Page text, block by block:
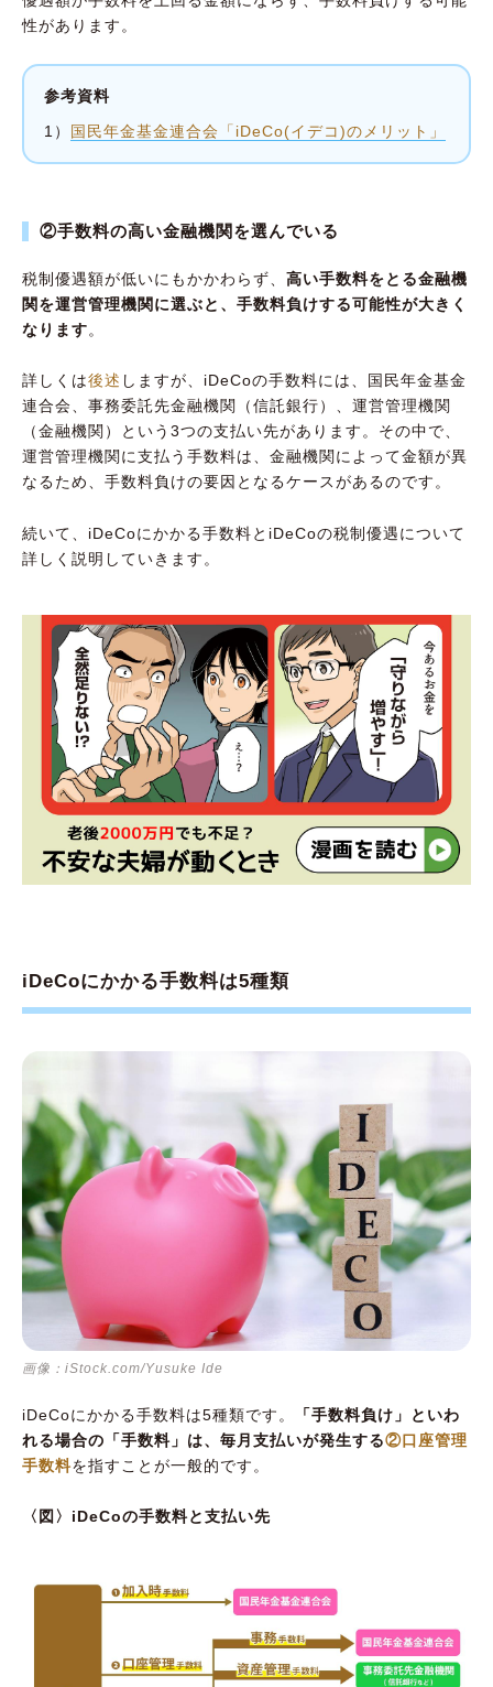
性があります。
参考資料
1） 国民年金基金連合会「iDeCo(イデコ)のメリット」
②手数料の高い金融機関を選んでいる
税制優遇額が低いにもかかわらず、 高い手数料をとる金融機
関を運営管理機関に選ぶと、手数料負けする可能性が大きく
なります。
詳しくは後述 しますが、iDeCoの手数料には、国民年金基金
連合会、事務委託先金融機関（信託銀行）、運営管理機関
（金融機関）という3つの支払い先があります。その中で、
運営管理機関に支払う手数料は、金融機関によって金額が異
なるため、手数料負けの要因となるケースがあるのです。
続いて、iDeCoにかかる手数料とiDeCoの税制優遇について
詳しく説明していきます。
iDeCoにかかる手数料は5種類
画像：iStock.com/Yusuke Ide
iDeCoにかかる手数料は5種類です。
「手数料負け」といわ
れる場合の「手数料」は、毎月支払いが発生する②口座管理
手数料を指すことが一般的です。
〈図〉iDeCoの手数料と支払い先